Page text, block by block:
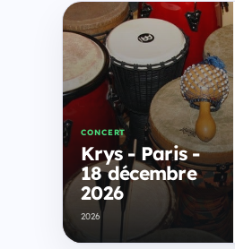
CONCERT
Krys - Paris -
18 décembre
2026
2026